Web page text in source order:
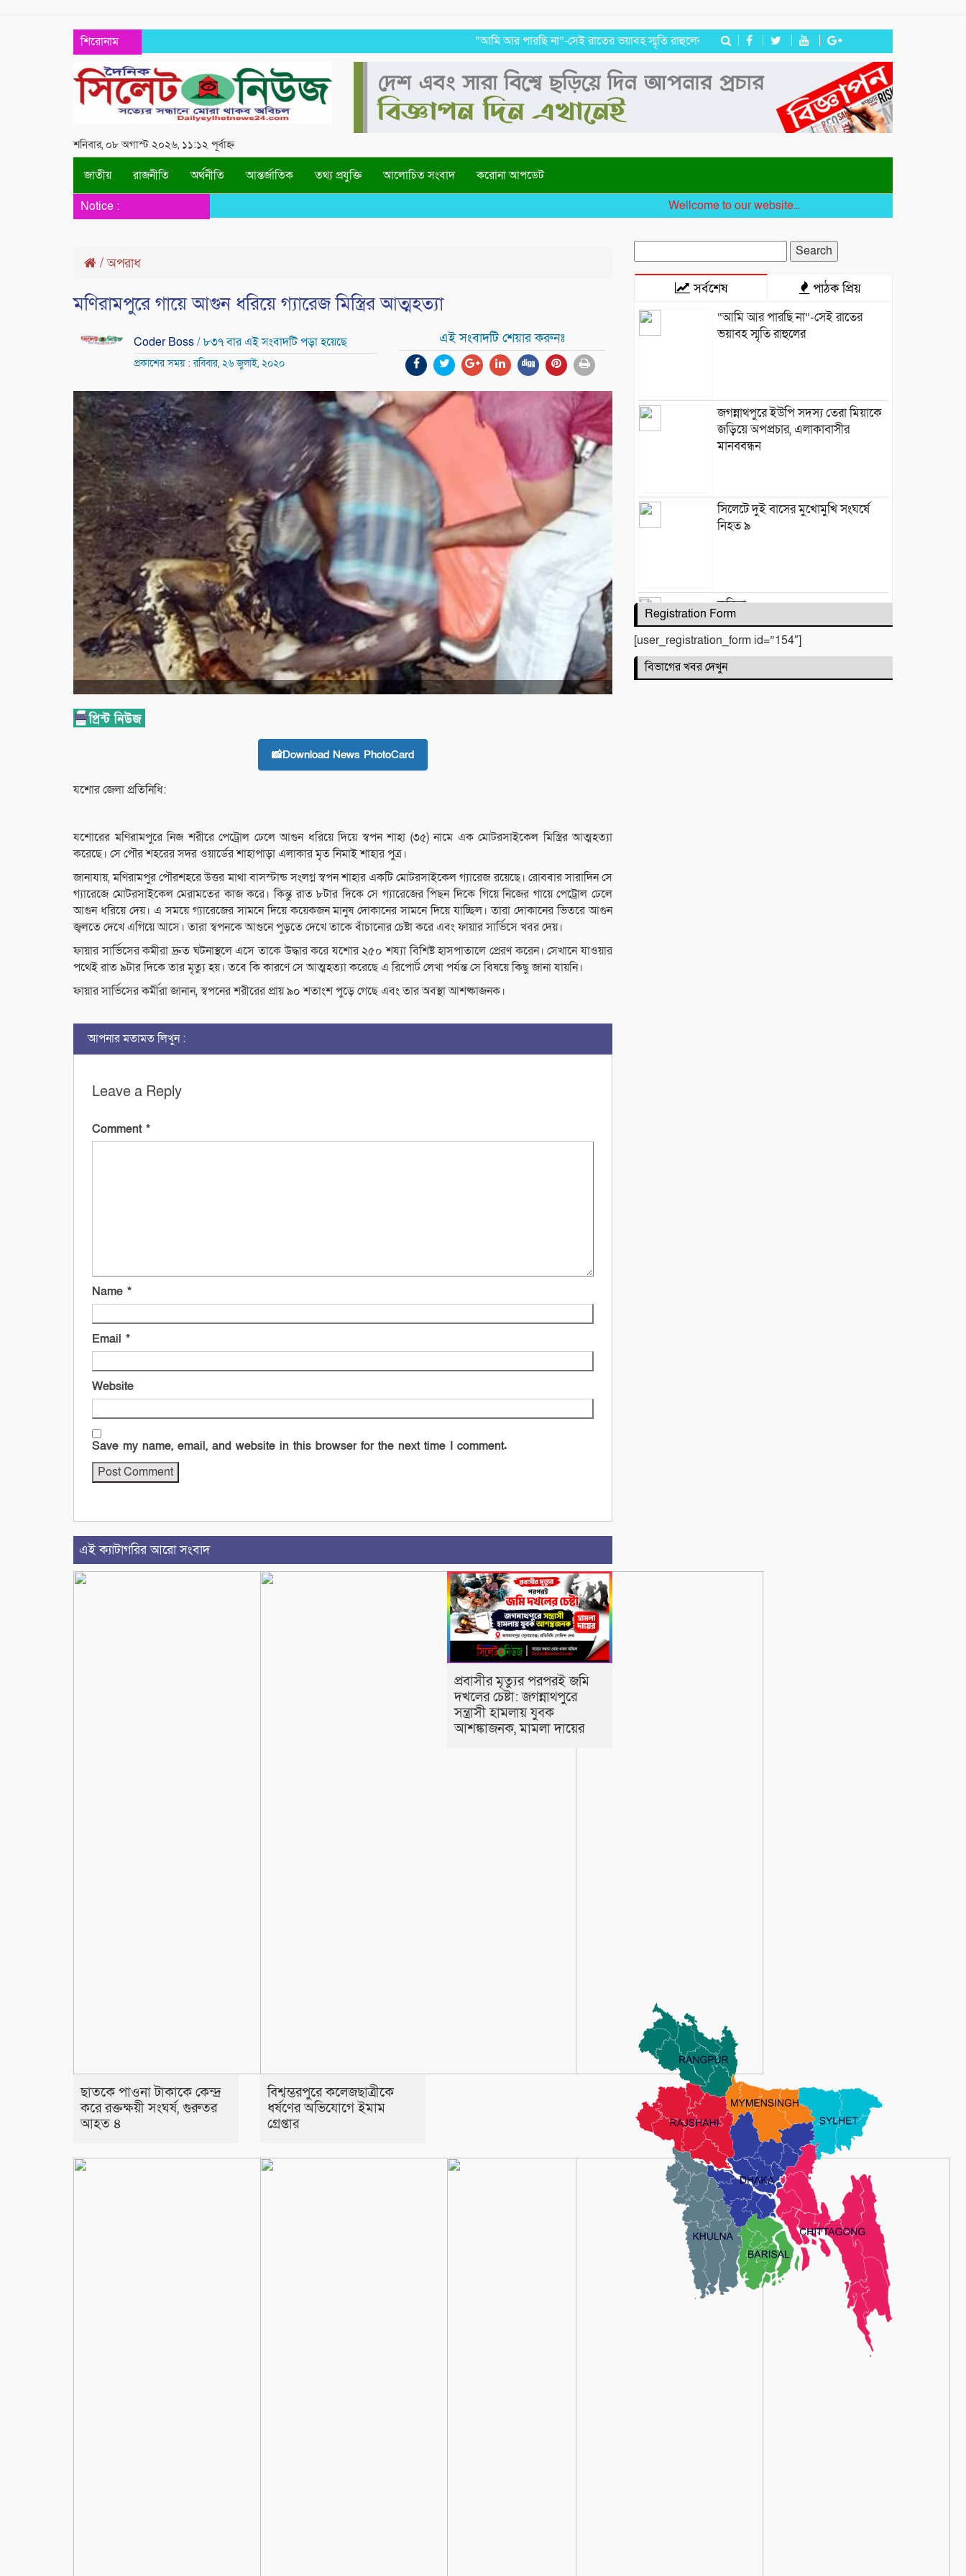
শিরোনাম “আমি আর পারছি না”-সেই রাতের ভয়াবহ স্মৃতি রাহুলের জগন্নাথপুরে ইউপি সদস্য তেরা মিয়াকে জড়িয়ে অপপ্রচার,
শনিবার, ০৮ অগাস্ট ২০২৬, ১১:১২ পূর্বাহ্ন
জাতীয় রাজনীতি অর্থনীতি আন্তর্জাতিক তথ্য প্রযুক্তি আলোচিত সংবাদ
করোনা আপডেট
Notice :
Wellcome to our website...
/অপরাধ
মণিরামপুরে গায়ে আগুন ধরিয়ে গ্যারেজ মিস্ত্রির আত্মহত্যা
Coder Boss/ ৮৩৭ বার এই সংবাদটি পড়া হয়েছে
প্রকাশের সময় : রবিবার, ২৬ জুলাই, ২০২০
এই সংবাদটি শেয়ার করুনঃ
📸Download News PhotoCard
যশোর জেলা প্রতিনিধি:
যশোরের মণিরামপুরে নিজ শরীরে পেট্রোল ঢেলে আগুন ধরিয়ে দিয়ে স্বপন শাহা (৩৫) নামে এক মোটরসাইকেল মিস্ত্রির আত্মহত্যা
করেছে। সে পৌর শহরের সদর ওয়ার্ডের শাহাপাড়া এলাকার মৃত নিমাই শাহার পুত্র।
জানাযায়, মণিরামপুর পৌরশহরে উত্তর মাথা বাসস্টান্ড সংলগ্ন স্বপন শাহার একটি মোটরসাইকেল গ্যারেজ রয়েছে। রোববার সারাদিন সে
গ্যারেজে মোটরসাইকেল মেরামতের কাজ করে। কিন্তু রাত ৮টার দিকে সে গ্যারেজের পিছন দিকে গিয়ে নিজের গায়ে পেট্রোল ঢেলে
আগুন ধরিয়ে দেয়। এ সময়ে গ্যারেজের সামনে দিয়ে কয়েকজন মানুষ দোকানের সামনে দিয়ে যাচ্ছিল। তারা দোকানের ভিতরে আগুন
জ্বলতে দেখে এগিয়ে আসে। তারা স্বপনকে আগুনে পুড়তে দেখে তাকে বাঁচানোর চেষ্টা করে এবং ফায়ার সার্ভিসে খবর দেয়।
ফায়ার সার্ভিসের কমীরা দ্রুত ঘটনাস্থলে এসে তাকে উদ্ধার করে যশোর ২৫০ শয্যা বিশিষ্ট হাসপাতালে প্রেরণ করেন। সেখানে যাওয়ার
পথেই রাত ৯টার দিকে তার মৃত্যু হয়। তবে কি কারণে সে আত্মহত্যা করেছে এ রিপোর্ট লেখা পর্যন্ত সে বিষয়ে কিছু জানা যায়নি।
ফায়ার সার্ভিসের কর্মীরা জানান, স্বপনের শরীরের প্রায় ৯০ শতাংশ পুড়ে গেছে এবং তার অবস্থা আশষ্কাজনক।
আপনার মতামত লিখুন :
Leave a Reply
Comment *
Name *
Email *
Website
Save my name, email, and website in this browser for the next time I comment.
এই ক্যাটাগরির আরো সংবাদ
‎​ছাতকে পাওনা টাকাকে কেন্দ্র
করে রক্তক্ষয়ী সংঘর্ষ, গুরুতর
আহত ৪
বিশ্বম্ভরপুরে কলেজছাত্রীকে
ধর্ষণের অভিযোগে ইমাম
গ্রেপ্তার
প্রবাসীর মৃত্যুর পরপরই জমি
দখলের চেষ্টা: জগন্নাথপুরে
সন্ত্রাসী হামলায় যুবক
আশঙ্কাজনক, মামলা দায়ের
for:
সর্বশেষ পাঠক প্রিয়
“আমি আর পারছি না”-সেই রাতের
ভয়াবহ স্মৃতি রাহুলের
জগন্নাথপুরে ইউপি সদস্য তেরা মিয়াকে
জড়িয়ে অপপ্রচার, এলাকাবাসীর
মানববন্ধন
সিলেটে দুই বাসের মুখোমুখি সংঘর্ষে
নিহত ৯
কবিতা :
Registration Form
[user_registration_form id=”154″]
বিভাগের খবর দেখুন